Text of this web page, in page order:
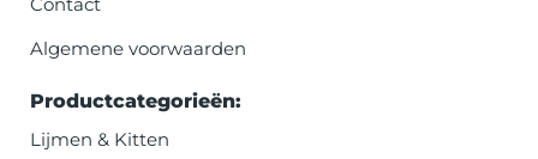
Algemene voorwaarden
Productcategorieën:
Lijmen & Kitten